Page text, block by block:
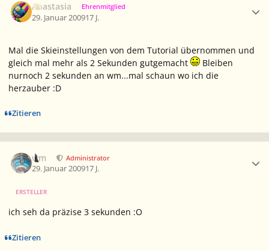
Anastasia Ehrenmitglied
29. Januar 200917 J.
Mal die Skieinstellungen von dem Tutorial übernommen und
gleich mal mehr als 2 Sekunden gutgemacht
Bleiben
nurnoch 2 sekunden an wm...mal schaun wo ich die
herzauber :D
Zitieren
wm Administrator
29. Januar 200917 J.
ERSTELLER
ich seh da präzise 3 sekunden :O
Zitieren